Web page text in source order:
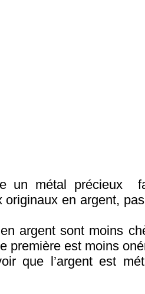
un métal précieux
originaux en argent,
argent sont moins
première est moins
que l’argent est